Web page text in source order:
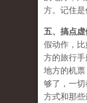
方。记住是
五、 搞点
假动作，
方的旅行
地方的机
够了，一
方式和那